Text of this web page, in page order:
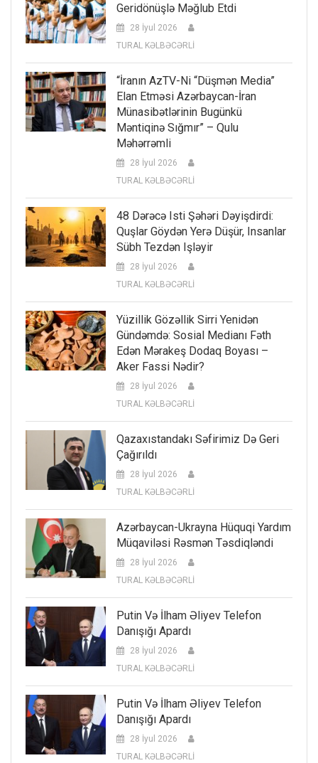
Geridönüşlə Məğlub Etdi
28 İyul 2026
TURAL KƏLBƏCƏRLİ
“İranın AzTV-Ni “düşmən Media”
Elan Etməsi Azərbaycan-İran
Münasibətlərinin Bugünkü
Məntiqinə Sığmır” – Qulu
Məhərrəmli
28 İyul 2026
TURAL KƏLBƏCƏRLİ
48 Dərəcə Isti Şəhəri Dəyişdirdi:
Quşlar Göydən Yerə Düşür, Insanlar
Sübh Tezdən Işləyir
28 İyul 2026
TURAL KƏLBƏCƏRLİ
Yüzillik Gözəllik Sirri Yenidən
Gündəmdə: Sosial Medianı Fəth
Edən Mərakeş Dodaq Boyası –
Aker Fassi Nədir?
28 İyul 2026
TURAL KƏLBƏCƏRLİ
Qazaxıstandakı Səfirimiz Də Geri
Çağırıldı
28 İyul 2026
TURAL KƏLBƏCƏRLİ
Azərbaycan-Ukrayna Hüquqi Yardım
Müqaviləsi Rəsmən Təsdiqləndi
28 İyul 2026
TURAL KƏLBƏCƏRLİ
Putin Və İlham Əliyev Telefon
Danışığı Apardı
28 İyul 2026
TURAL KƏLBƏCƏRLİ
Putin Və İlham Əliyev Telefon
Danışığı Apardı
28 İyul 2026
TURAL KƏLBƏCƏRLİ